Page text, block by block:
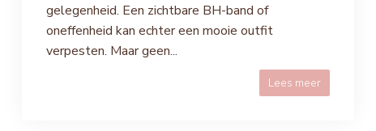
gelegenheid. Een zichtbare BH-band of
oneffenheid kan echter een mooie outfit
verpesten. Maar geen...
Lees meer